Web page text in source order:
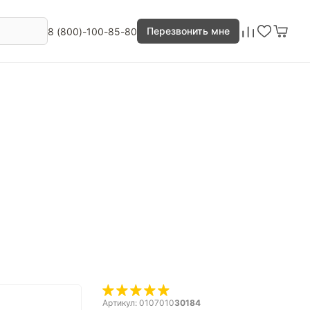
8 (800)-100-85-80 Перезвонить мне
Артикул: 010701030184